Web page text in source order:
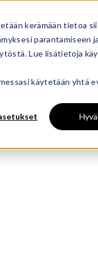
kerämään tietoa
parantamiseen
Lue lisätietoja
käytetään yhtä
KIOSKIT